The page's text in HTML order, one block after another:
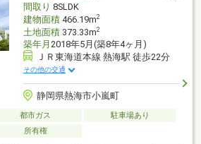
間取り 8SLDK
建物面積466.19m2
土地面積373.33m2
築年月 2018年5月(築8年4ヶ月)
ＪＲ東海道本線 熱海駅 徒歩22分
その他の交通
静岡県熱海市小嵐町
都市ガス
駐車場あり
所有権